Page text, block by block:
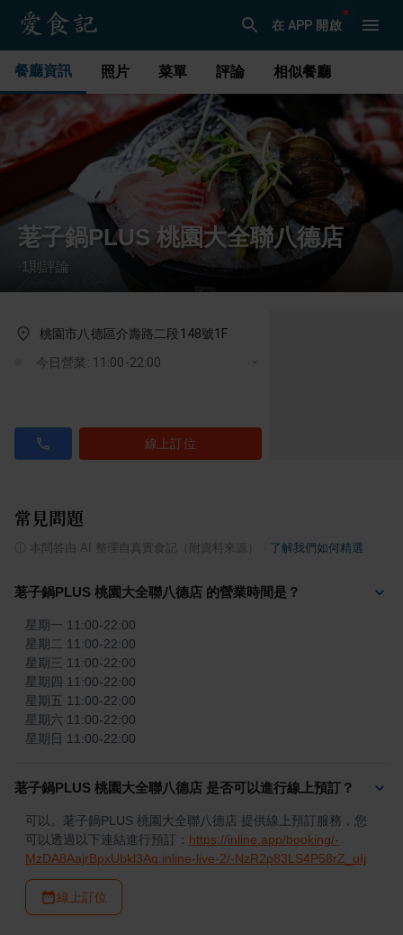
在 APP 開啟
餐廳資訊 照片 菜單 評論 相似餐廳
荖子鍋PLUS 桃園大全聯八德店
1 則評論
桃園市八德區介壽路二段148號1F
今日營業: 11:00-22:00
線上訂位
常見問題
本問答由 AI 整理自真實食記（附資料來源） 了解我們如何精選
荖子鍋PLUS 桃園大全聯八德店 的營業時間是？
星期一 11:00-22:00
星期二 11:00-22:00
星期三 11:00-22:00
星期四 11:00-22:00
星期五 11:00-22:00
星期六 11:00-22:00
星期日 11:00-22:00
荖子鍋PLUS 桃園大全聯八德店 是否可以進行線上預訂？
可以。荖子鍋PLUS 桃園大全聯八德店 提供線上預訂服務，您
可以透過以下連結進行預訂： https://inline.app/booking/-
MzDA8AajrBpxUbkl3Aq:inline-live-2/-NzR2p83LS4P58rZ_uIj
線上訂位